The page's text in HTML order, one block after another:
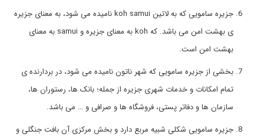
جزیره سامویی که به لاتین koh samui نامیده می شود، به معنای جزیره
ی بهشت امن می باشد. که koh به معنای جزیره و samui به معنای
بهشت امن است.
بخشی از جزیره سامویی که شهر ناتون نامیده می شود، در بردارنده ی
تمام امکانات و خدمات شهری جزیره از جمله؛ بانک ها، رستوران ها،
سازمان ها و دفاتر پستی، فروشگاه ها و صرافی و … می باشد.
جزیره سامویی شکلی شبیه مربع دارد و بخش مرکزی آن بافت جنگلی و